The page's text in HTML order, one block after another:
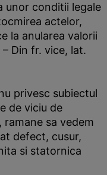
unor conditii legale
actelor,
la anularea valorii
Din fr. vice, lat.
privesc subiectul
de viciu de
sa vedem
defect, cusur,
si statornica